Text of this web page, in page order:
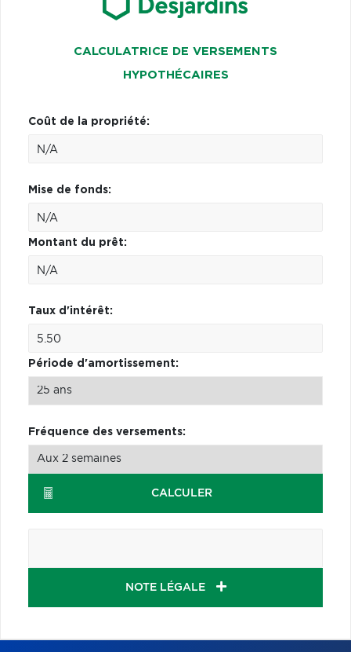
CALCULATRICE DE VERSEMENTS
HYPOTHÉCAIRES
Coût de la propriété:
Mise de fonds:
Montant du prêt:
Taux d'intérêt:
Période d'amortissement:
Fréquence des versements:
CALCULER
NOTE LÉGALE